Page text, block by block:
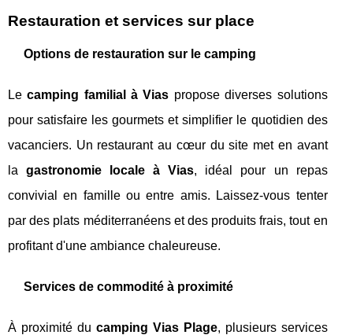
Restauration et services sur place
Options de restauration sur le camping
Lecamping familial à Vias propose diverses solutions
pour satisfaire les gourmets et simplifier le quotidien des
vacanciers. Un restaurant au cœur du site met en avant
lagastronomie locale à Vias, idéal pour un repas
convivial en famille ou entre amis. Laissez-vous tenter
par des plats méditerranéens et des produits frais, tout en
profitant d'une ambiance chaleureuse.
Services de commodité à proximité
À proximité du camping Vias Plage, plusieurs services